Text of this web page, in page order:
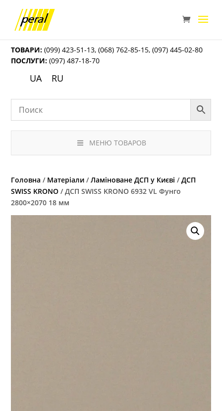
ТОВАРИ: (099) 423-51-13,(068) 762-85-15,(097) 445-02-80
ПОСЛУГИ: (097) 487-18-70
UA RU
МЕНЮ ТОВАРОВ
Головна / Матеріали /Ламіноване ДСП у Києві /ДСП
SWISS KRONO / ДСП SWISS KRONO 6932 VL Фунго
2800×2070 18 мм